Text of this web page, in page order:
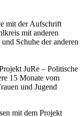
JuRe – Politische
15 Monate vom
und Jugend
mit dem Projekt